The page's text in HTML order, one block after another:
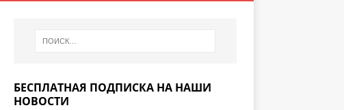
БЕСПЛАТНАЯ ПОДПИСКА НА НАШИ
НОВОСТИ